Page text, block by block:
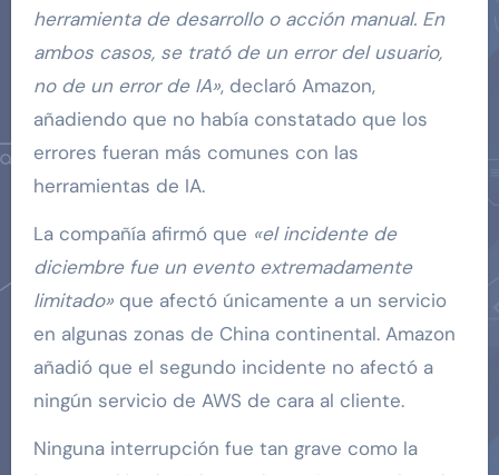
herramienta de desarrollo o acción manual. En
ambos casos, se trató de un error del usuario,
no de un error de IA», declaró Amazon,
añadiendo que no había constatado que los
errores fueran más comunes con las
herramientas de IA.
La compañía afirmó que «el incidente de
diciembre fue un evento extremadamente
limitado»que afectó únicamente a un servicio
en algunas zonas de China continental. Amazon
añadió que el segundo incidente no afectó a
ningún servicio de AWS de cara al cliente.
Ninguna interrupción fue tan grave como la